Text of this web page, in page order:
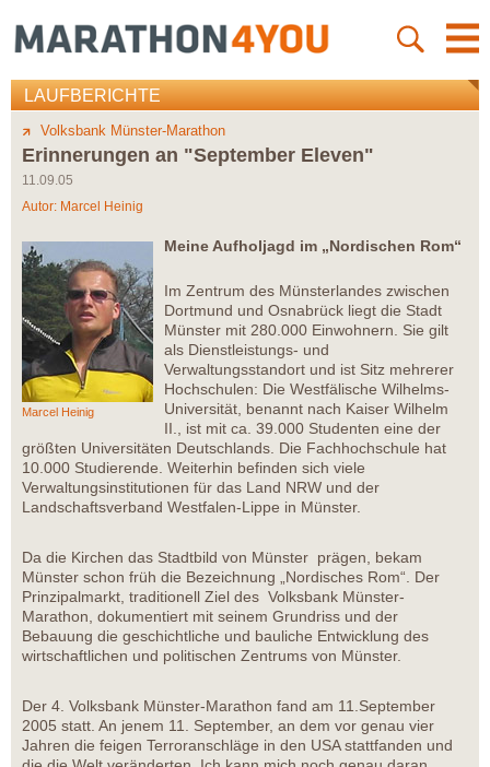
LAUFBERICHTE
Volksbank Münster-Marathon
Erinnerungen an "September Eleven"
11.09.05
Autor: Marcel Heinig
Marcel Heinig
Meine Aufholjagd im „Nordischen Rom“
Im Zentrum des Münsterlandes zwischen
Dortmund und Osnabrück liegt die Stadt
Münster mit 280.000 Einwohnern. Sie gilt
als Dienstleistungs- und
Verwaltungsstandort und ist Sitz mehrerer
Hochschulen: Die Westfälische Wilhelms-
Universität, benannt nach Kaiser Wilhelm
II., ist mit ca. 39.000 Studenten eine der
größten Universitäten Deutschlands. Die Fachhochschule hat
10.000 Studierende. Weiterhin befinden sich viele
Verwaltungsinstitutionen für das Land NRW und der
Landschaftsverband Westfalen-Lippe in Münster.
Da die Kirchen das Stadtbild von Münster prägen, bekam
Münster schon früh die Bezeichnung „Nordisches Rom“. Der
Prinzipalmarkt, traditionell Ziel des Volksbank Münster-
Marathon, dokumentiert mit seinem Grundriss und der
Bebauung die geschichtliche und bauliche Entwicklung des
wirtschaftlichen und politischen Zentrums von Münster.
Der 4. Volksbank Münster-Marathon fand am 11.September
2005 statt. An jenem 11. September, an dem vor genau vier
Jahren die feigen Terroranschläge in den USA stattfanden und